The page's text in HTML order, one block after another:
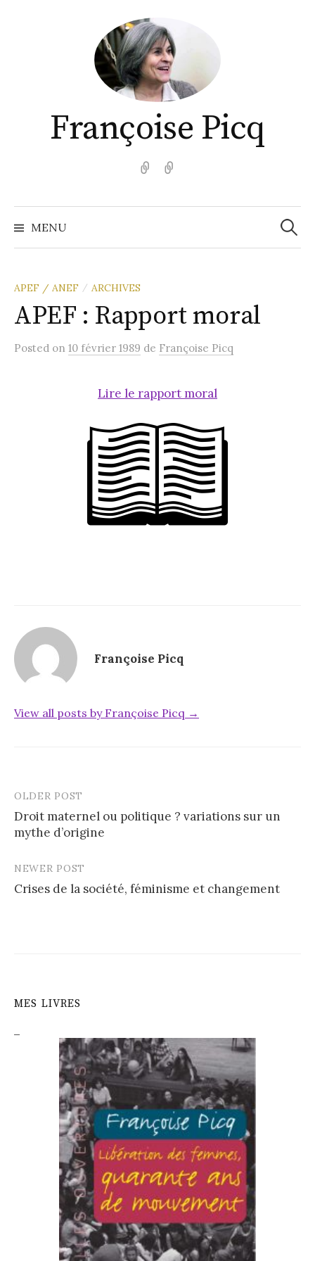
Françoise Picq
English
MENU
APEF / ANEF / ARCHIVES
APEF : Rapport moral
Posted on 10 février 1989 de Françoise Picq
Lire le rapport moral
Françoise Picq
View all posts by Françoise Picq →
Post
navigation
OLDER POST
Droit maternel ou politique ? variations sur un
mythe d’origine
NEWER POST
Crises de la société, féminisme et changement
MES LIVRES